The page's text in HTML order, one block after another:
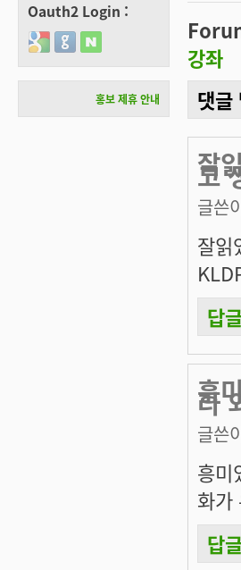
강좌
댓글
잘
고
글쓴
잘읽
답
흥
라
글쓴
흥미
화가
답
Oauth2 Login :
Login with Google
Login with GitHub
Login with Naver
홍보 제휴 안내